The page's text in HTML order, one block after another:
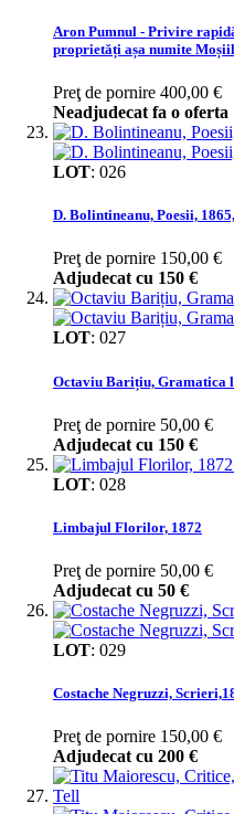
Aron Pumnul - Privire
proprietăți așa numite
Preţ de pornire 400,00 €
Neadjudecat fa o oferta
LOT: 026
D. Bolintineanu, Poesii,
Preţ de pornire 150,00 €
Adjudecat cu 150 €
LOT: 027
Octaviu Barițiu, Gramatica
Preţ de pornire 50,00 €
Adjudecat cu 150 €
LOT: 028
Limbajul Florilor, 1872
Preţ de pornire 50,00 €
Adjudecat cu 50 €
LOT: 029
Costache Negruzzi,
Preţ de pornire 150,00 €
Adjudecat cu 200 €